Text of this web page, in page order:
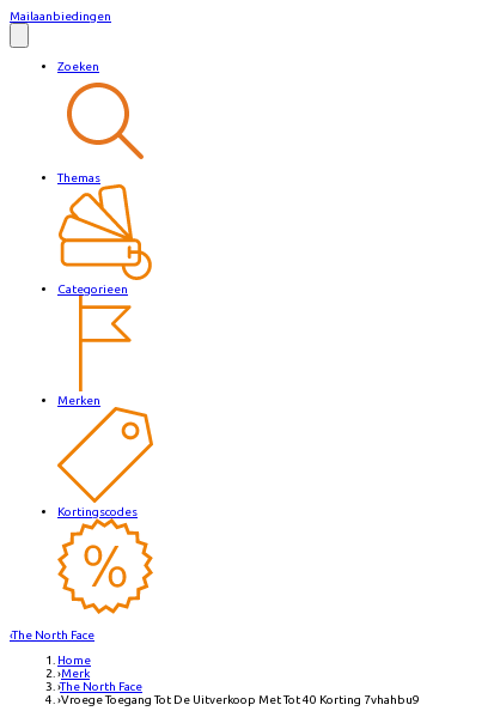
Mailaanbiedingen
Zoeken
Themas
Categorieen
Merken
Kortingscodes
‹The North Face
Home
›Merk
›The North Face
›Vroege Toegang Tot De Uitverkoop Met Tot 40 Korting 7vhahbu9